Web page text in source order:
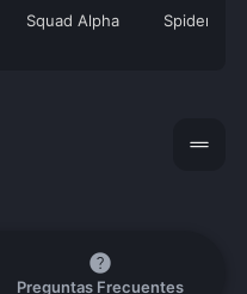
Squad Alpha Spider
drag_handle
help
Preguntas Frecuentes